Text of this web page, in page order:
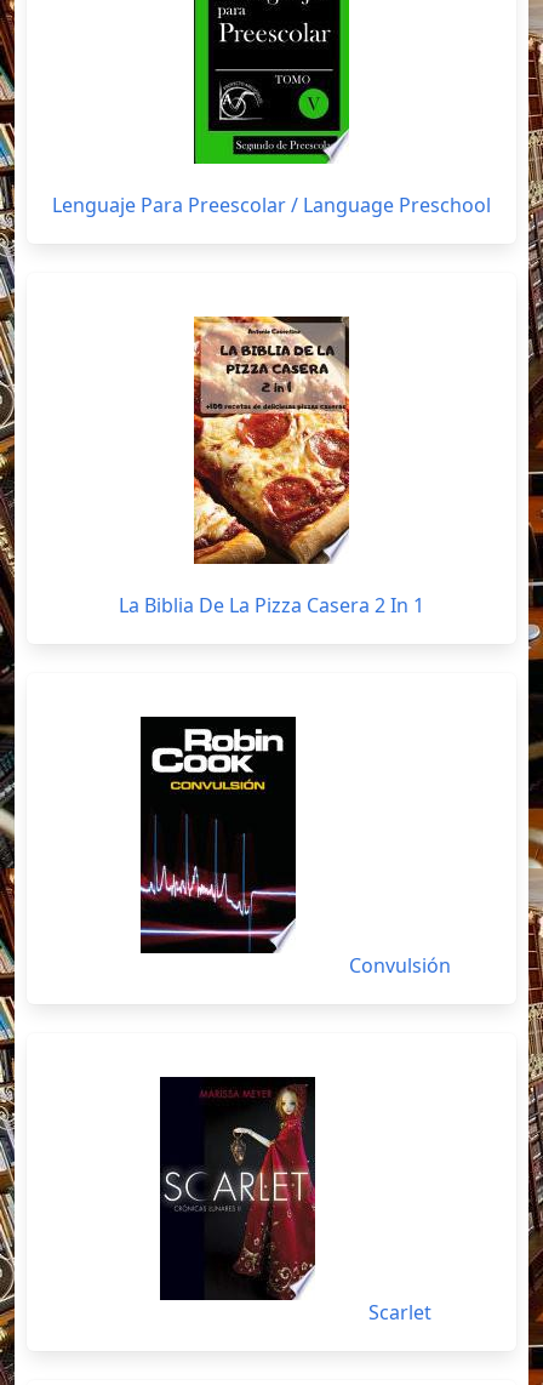
Lenguaje Para Preescolar / Language Preschool
La Biblia De La Pizza Casera 2 In 1
Convulsión
Scarlet